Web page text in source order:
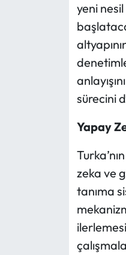
yeni
sürecini
Yapay
zeka ve
tanıma